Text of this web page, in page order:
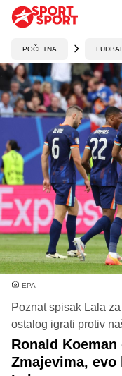
POČETNA FUDBAL
EPA
Poznat spisak Lala
ostalog igrati protiv
Ronald
Zmajevima,